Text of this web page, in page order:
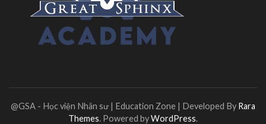
@GSA - Học viện Nhân sư | Education Zone | Developed By Rara
Themes. Powered byWordPress.